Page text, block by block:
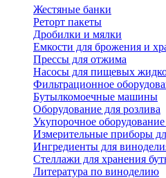
Жестяные банки
Реторт пакеты
Дробилки и мялки
Емкости для брожения и
Прессы для отжима
Насосы для пищевых
Фильтрационное
Бутылкомоечные машины
Оборудование для розлива
Укупорочное
Измерительные приборы
Ингредиенты для
Стеллажи для хранения
Литература по виноделию